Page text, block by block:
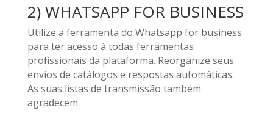
2) WHATSAPP FOR BUSINESS
Utilize a ferramenta do Whatsapp for business
para ter acesso à todas ferramentas
profissionais da plataforma. Reorganize seus
envios de catálogos e respostas automáticas.
As suas listas de transmissão também
agradecem.